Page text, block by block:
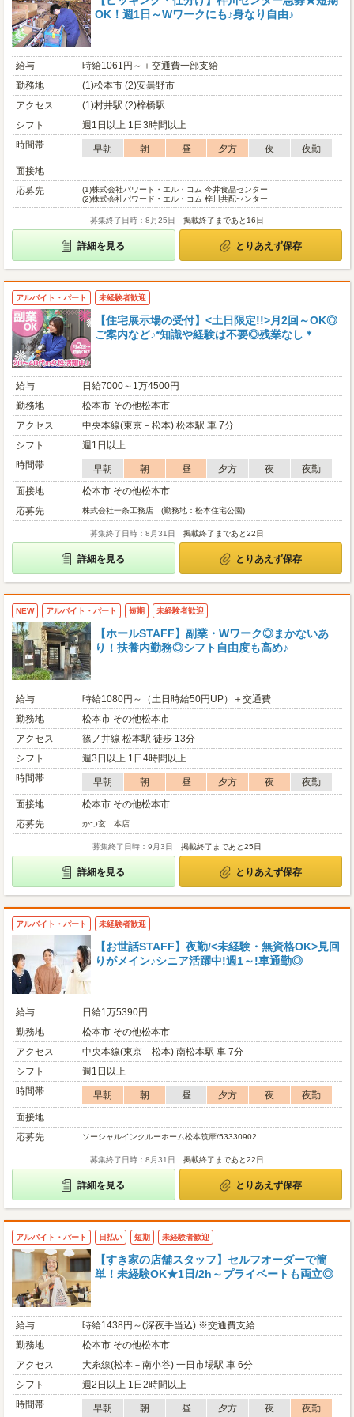
OK！週1日～Wワークにも♪身なり自由♪
給与
時給1061円～＋交通費一部支給
勤務地
(1)松本市 (2)安曇野市
アクセス
(1)村井駅 (2)梓橋駅
シフト
週1日以上 1日3時間以上
時間帯
早朝 朝 昼 夕方 夜
夜勤
面接地
応募先
(1)株式会社パワード・エル・コム 今井食品センター
(2)株式会社パワード・エル・コム 梓川共配センター
募集終了日時：8月25日 掲載終了まであと16日
詳細を見る とりあえず保存
アルバイト・パート 未経験者歓迎
【住宅展示場の受付】<土日限定!!>月2回～OK◎
ご案内など♪*知識や経験は不要◎残業なし＊
給与
日給7000～1万4500円
勤務地
松本市 その他松本市
アクセス
中央本線(東京－松本) 松本駅 車 7分
シフト
週1日以上
時間帯
早朝 朝 昼 夕方 夜
夜勤
面接地
松本市 その他松本市
応募先
株式会社一条工務店 (勤務地：松本住宅公園)
募集終了日時：8月31日 掲載終了まであと22日
詳細を見る とりあえず保存
NEW アルバイト・パート 短期 未経験者歓迎
【ホールSTAFF】副業・Wワーク◎まかないあ
り！扶養内勤務◎シフト自由度も高め♪
給与
時給1080円～（土日時給50円UP）＋交通費
勤務地
松本市 その他松本市
アクセス
篠ノ井線 松本駅 徒歩 13分
シフト
週3日以上 1日4時間以上
時間帯
早朝 朝 昼 夕方 夜
夜勤
面接地
松本市 その他松本市
応募先
かつ玄 本店
募集終了日時：9月3日 掲載終了まであと25日
詳細を見る とりあえず保存
アルバイト・パート 未経験者歓迎
【お世話STAFF】夜勤/<未経験・無資格OK>見回
りがメイン♪シニア活躍中!週1～!車通勤◎
給与
日給1万5390円
勤務地
松本市 その他松本市
アクセス
中央本線(東京－松本) 南松本駅 車 7分
シフト
週1日以上
時間帯
早朝 朝 昼 夕方 夜
夜勤
面接地
応募先
ソーシャルインクルーホーム松本筑摩/53330902
募集終了日時：8月31日 掲載終了まであと22日
詳細を見る とりあえず保存
アルバイト・パート 日払い 短期 未経験者歓迎
【すき家の店舗スタッフ】セルフオーダーで簡
単！未経験OK★1日/2h～プライベートも両立◎
給与
時給1438円～(深夜手当込) ※交通費支給
勤務地
松本市 その他松本市
アクセス
大糸線(松本－南小谷) 一日市場駅 車 6分
シフト
週2日以上 1日2時間以上
時間帯
早朝 朝 昼 夕方 夜 夜勤